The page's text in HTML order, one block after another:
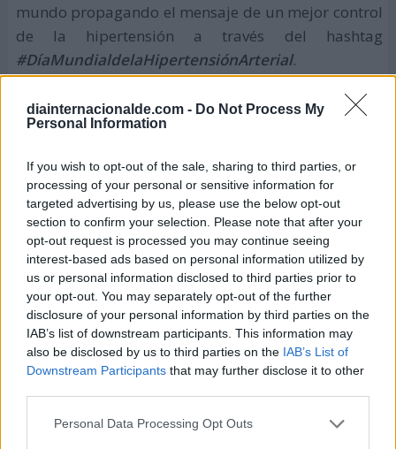
diainternacionalde.com - Do Not Process My
Personal Information
If you wish to opt-out of the sale, sharing to third parties, or
processing of your personal or sensitive information for
targeted advertising by us, please use the below opt-out
section to confirm your selection. Please note that after your
opt-out request is processed you may continue seeing
interest-based ads based on personal information utilized by
us or personal information disclosed to third parties prior to
your opt-out. You may separately opt-out of the further
disclosure of your personal information by third parties on the
IAB’s list of downstream participants. This information may
also be disclosed by us to third parties on the IAB’s List of
Downstream Participants that may further disclose it to other
Personal Data Processing Opt Outs
mundo propagando el mensaje de un mejor control
de la hipertensión a través del hashtag
#DíaMundialdelaHipertensiónArterial.
Patricia López. Periodista.
plcasalengua
Si conoces datos sobre este artículo y quieres
enviarnos más información, ponte en contacto
con nuestro equipo de redacción aquí.
Otros Días Internacionales que
podrían interesarte